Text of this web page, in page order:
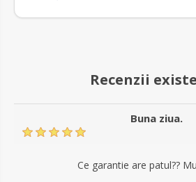
Recenzii
Buna ziua.
Ce garantie are patul??